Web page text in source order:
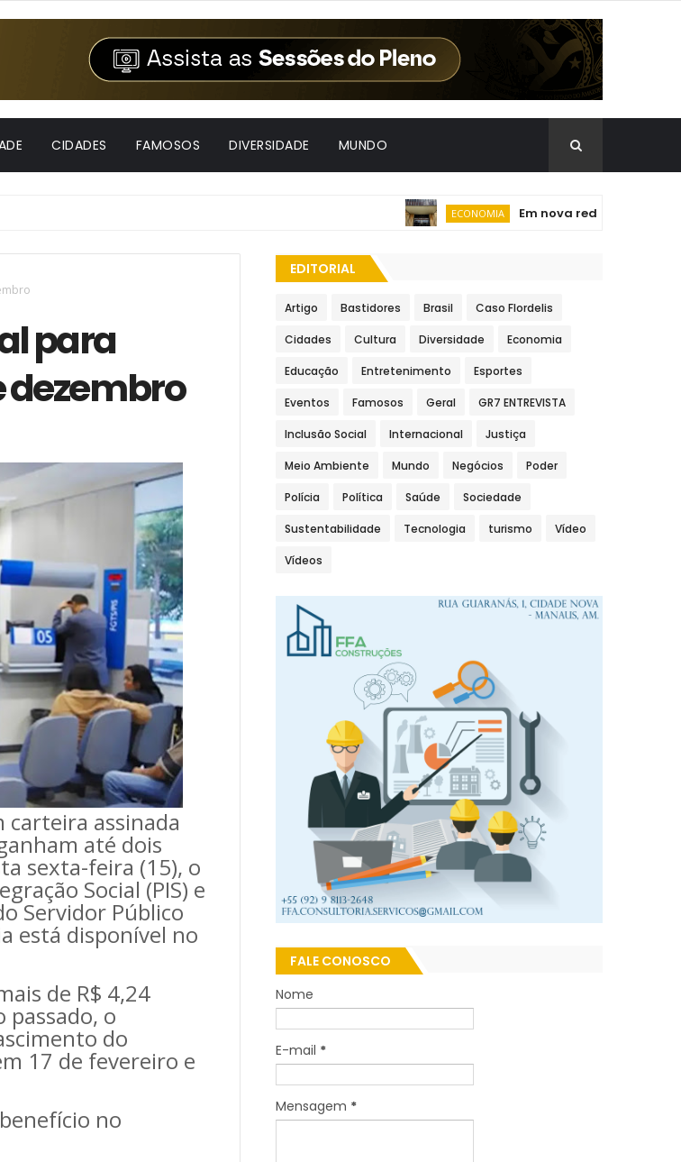
CIDADES FAMOSOS DIVERSIDADE MUNDO
ECONOMIA Em nova redução, Copom
para
dezembro
carteira assinada
até dois
sexta-feira (15), o
Social (PIS) e
Servidor Público
está disponível no
de R$ 4,24
o
do
17 de fevereiro e
no
EDITORIAL
Artigo Bastidores Brasil Caso Flordelis
Cidades Cultura Diversidade Economia
Educação Entretenimento Esportes
Eventos Famosos Geral GR7 ENTREVISTA
Inclusão Social Internacional Justiça
Meio Ambiente Mundo Negócios Poder
Polícia Política Saúde Sociedade
Sustentabilidade Tecnologia turismo Vídeo
Vídeos
FALE CONOSCO
Nome
E-mail *
Mensagem *